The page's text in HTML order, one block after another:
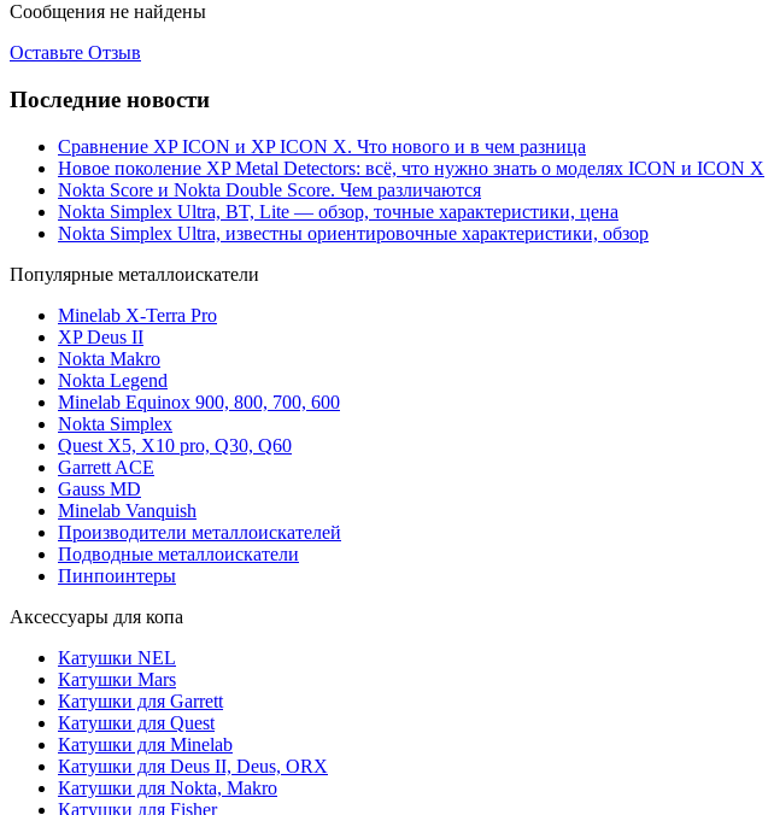
Сообщения не найдены
Оставьте Отзыв
Последние новости
Сравнение XP ICON и XP ICON X. Что нового и в чем разница
Новое поколение XP Metal Detectors: всё, что нужно знать о моделях ICON и ICON X
Nokta Score и Nokta Double Score. Чем различаются
Nokta Simplex Ultra, BT, Lite — обзор, точные характеристики, цена
Nokta Simplex Ultra, известны ориентировочные характеристики, обзор
Популярные металлоискатели
Minelab X-Terra Pro
XP Deus II
Nokta Makro
Nokta Legend
Minelab Equinox 900, 800, 700, 600
Nokta Simplex
Quest X5, X10 pro, Q30, Q60
Garrett ACE
Gauss MD
Minelab Vanquish
Производители металлоискателей
Подводные металлоискатели
Пинпоинтеры
Аксессуары для копа
Катушки NEL
Катушки Mars
Катушки для Garrett
Катушки для Quest
Катушки для Minelab
Катушки для Deus II, Deus, ORX
Катушки для Nokta, Makro
Катушки для Fisher